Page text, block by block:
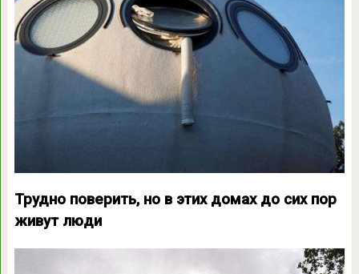
Трудно поверить, но в этих домах до сих пор
живут люди